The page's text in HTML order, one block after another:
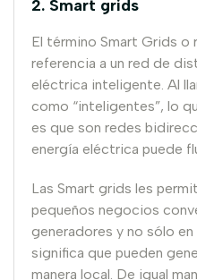
2. Smart grids
El término Smart Grids
referencia a un red de
eléctrica inteligente. Al
como “inteligentes”, lo
es que son redes
energía eléctrica puede
Las Smart grids les
pequeños negocios
generadores y no sólo
significa que pueden
manera local. De igual